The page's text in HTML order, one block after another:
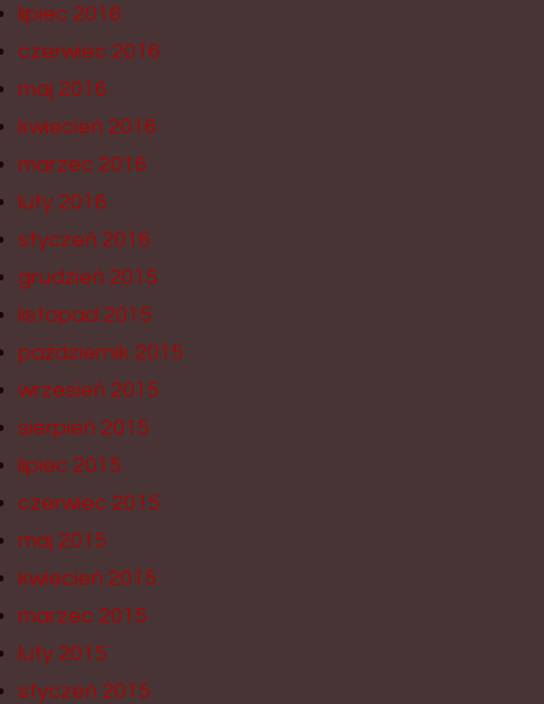
lipiec 2016
czerwiec 2016
maj 2016
kwiecień 2016
marzec 2016
luty 2016
styczeń 2016
grudzień 2015
listopad 2015
październik 2015
wrzesień 2015
sierpień 2015
lipiec 2015
czerwiec 2015
maj 2015
kwiecień 2015
marzec 2015
luty 2015
styczeń 2015